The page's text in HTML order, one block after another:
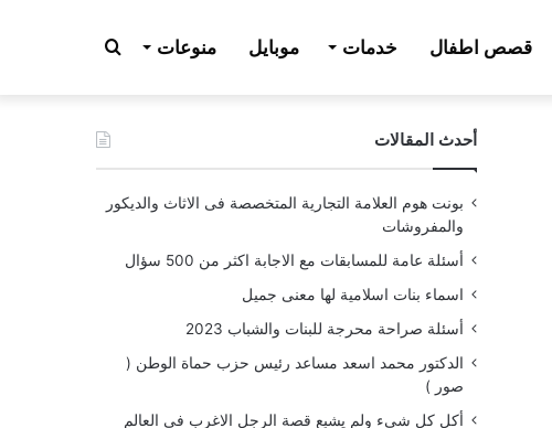
قصص اطفال خدمات موبايل منوعات بحث
عن أحدث المقالات
بونت هوم العلامة التجارية المتخصصة فى الاثاث والديكور
والمفروشات
أسئلة عامة للمسابقات مع الاجابة اكثر من 500 سؤال
اسماء بنات اسلامية لها معنى جميل
أسئلة صراحة محرجة للبنات والشباب 2023
الدكتور محمد اسعد مساعد رئيس حزب حماة الوطن (
صور )
أكل كل شىء ولم يشبع قصة الرجل الاغرب فى العالم